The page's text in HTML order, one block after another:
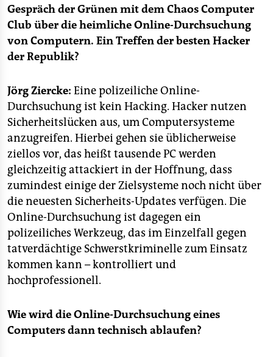
Gespräch der Grünen mit dem Chaos Computer
Club über die heimliche Online-Durchsuchung
von Computern. Ein Treffen der besten Hacker
der Republik?
Jörg Ziercke: Eine polizeiliche Online-
Durchsuchung ist kein Hacking. Hacker nutzen
Sicherheitslücken aus, um Computersysteme
anzugreifen. Hierbei gehen sie üblicherweise
ziellos vor, das heißt tausende PC werden
gleichzeitig attackiert in der Hoffnung, dass
zumindest einige der Zielsysteme noch nicht über
die neuesten Sicherheits-Updates verfügen. Die
Online-Durchsuchung ist dagegen ein
polizeiliches Werkzeug, das im Einzelfall gegen
tatverdächtige Schwerstkriminelle zum Einsatz
kommen kann – kontrolliert und
hochprofessionell.
Wie wird die Online-Durchsuchung eines
Computers dann technisch ablaufen?